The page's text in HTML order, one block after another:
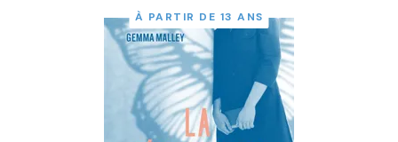
À PARTIR DE 13 ANS